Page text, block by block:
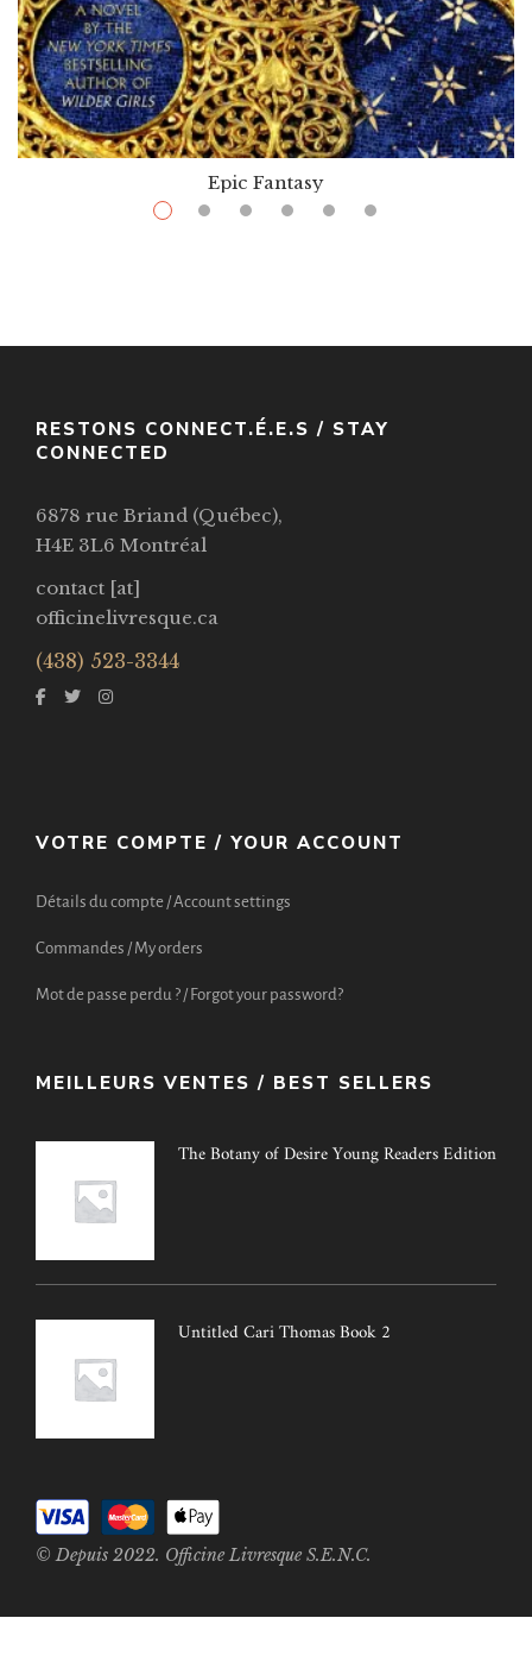
Epic Fantasy
$ 16.99 $36.00
RESTONS CONNECT.É.E.S / STAY
CONNECTED
6878 rue Briand (Québec),
H4E 3L6 Montréal
contact [at]
officinelivresque.ca
(438) 523-3344
VOTRE COMPTE / YOUR ACCOUNT
Détails du compte / Account settings
Commandes / My orders
Mot de passe perdu ? / Forgot your password?
MEILLEURS VENTES / BEST SELLERS
The Botany of Desire Young Readers Edition
Untitled Cari Thomas Book 2
© Depuis 2022. Officine Livresque S.E.N.C.